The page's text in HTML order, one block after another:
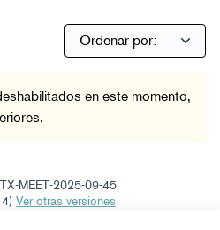
en este momento,
MEET-2025-09-45
ver otras versiones